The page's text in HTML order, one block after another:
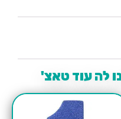
לה עוד טאצ'